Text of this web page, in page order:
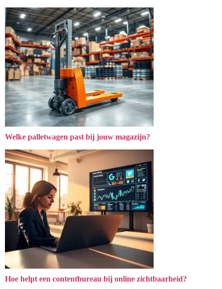
Welke palletwagen past bij jouw magazijn?
Hoe helpt een contentbureau bij online zichtbaarheid?